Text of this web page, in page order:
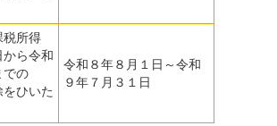
税所得
から令和
での
ひいた
令和８年８月１日～令和
９年７月３１日